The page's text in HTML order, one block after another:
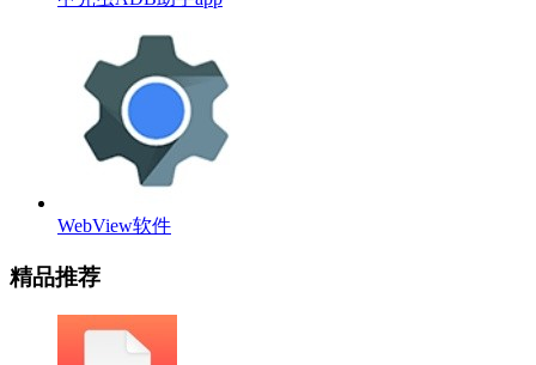
WebView软件
精品推荐